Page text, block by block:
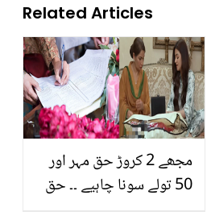
Related Articles
مجھے 2 کروڑ حق مہر اور
50 تولے سونا چاہیے ۔۔ حق